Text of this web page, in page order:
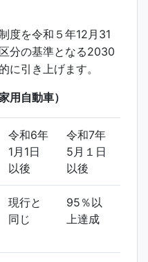
度を令和５年12月31
分の基準となる2030
に引き上げます。
自動車）
令和6年
1月1日
以後
令和7年
5月１日
以後
現行と
同じ
95％以
上達成